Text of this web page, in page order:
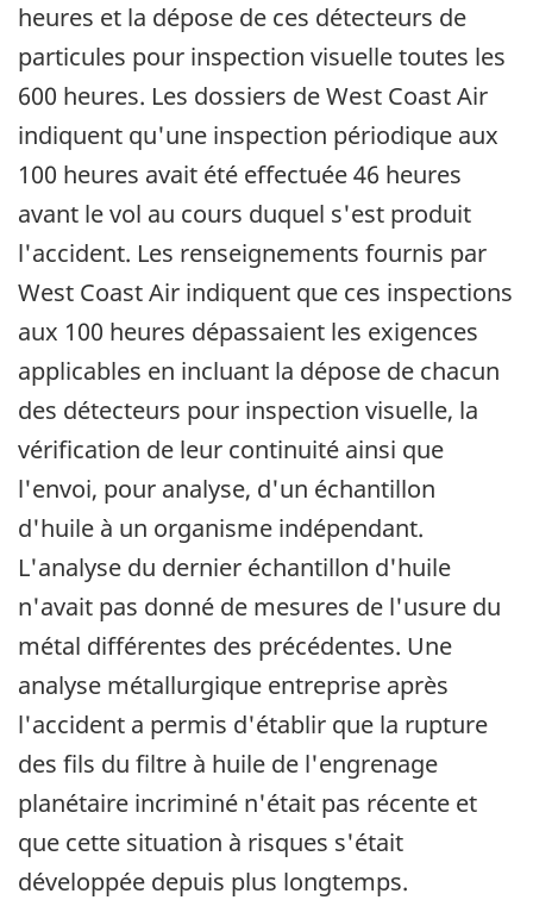
heures et la dépose de ces détecteurs de
particules pour inspection visuelle toutes les
600 heures. Les dossiers de West Coast Air
indiquent qu'une inspection périodique aux
100 heures avait été effectuée 46 heures
avant le vol au cours duquel s'est produit
l'accident. Les renseignements fournis par
West Coast Air indiquent que ces inspections
aux 100 heures dépassaient les exigences
applicables en incluant la dépose de chacun
des détecteurs pour inspection visuelle, la
vérification de leur continuité ainsi que
l'envoi, pour analyse, d'un échantillon
d'huile à un organisme indépendant.
L'analyse du dernier échantillon d'huile
n'avait pas donné de mesures de l'usure du
métal différentes des précédentes. Une
analyse métallurgique entreprise après
l'accident a permis d'établir que la rupture
des fils du filtre à huile de l'engrenage
planétaire incriminé n'était pas récente et
que cette situation à risques s'était
développée depuis plus longtemps.